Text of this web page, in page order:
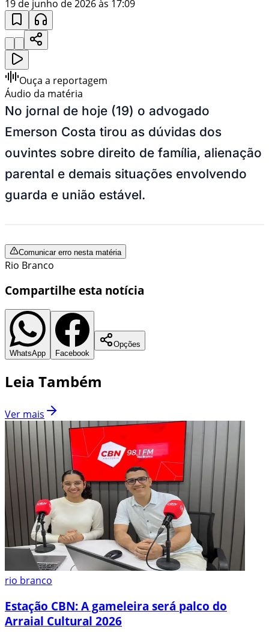
19 de junho de 2026 às 17:09
Ouça a reportagem
Áudio da matéria
No jornal de hoje (19) o advogado
Emerson Costa tirou as dúvidas dos
ouvintes sobre direito de família, alienação
parental e demais situações envolvendo
guarda e união estável.
Comunicar erro nesta matéria
Rio Branco
Compartilhe esta notícia
WhatsApp Facebook
Opções
Leia Também
Ver mais
rio branco
Estação CBN: A gameleira será palco do
Arraial Cultural 2026